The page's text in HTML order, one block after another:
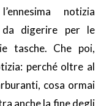
notizia
digerire per le
tasche. Che poi,
perché oltre al
cosa ormai
anche la fine degli